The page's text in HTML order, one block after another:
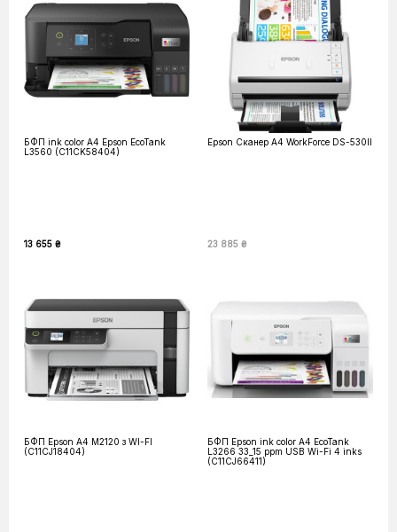
БФП ink color A4 Epson EcoTank
L3560 (C11CK58404)
13 655 ₴
Epson Сканер A4 WorkForce DS-530II
23 885 ₴
БФП Epson A4 M2120 з WI-FI
(C11CJ18404)
БФП Epson ink color A4 EcoTank
L3266 33_15 ppm USB Wi-Fi 4 inks
(C11CJ66411)